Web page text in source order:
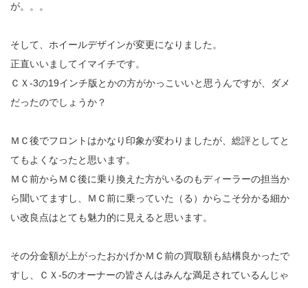
が。。。
そして、ホイールデザインが変更になりました。
正直いいましてイマイチです。
ＣＸ-3の19インチ版とかの方がかっこいいと思うんですが、ダメ
だったのでしょうか？
ＭＣ後でフロントはかなり印象が変わりましたが、総評としてと
てもよくなったと思います。
ＭＣ前からＭＣ後に乗り換えた方がいるのもディーラーの担当か
ら聞いてますし、ＭＣ前に乗っていた（る）からこそ分かる細か
い改良点はとても魅力的に見えると思います。
その分金額が上がったおかげかＭＣ前の買取額も結構良かったで
すし、ＣＸ-5のオーナーの皆さんはみんな満足されているんじゃ